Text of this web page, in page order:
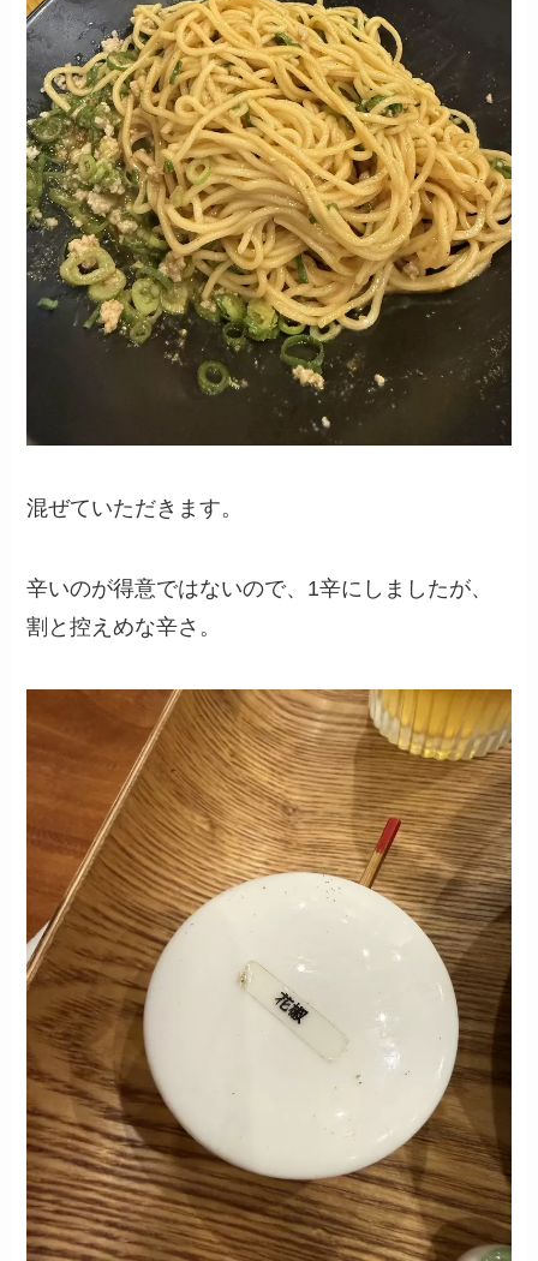
混ぜていただきます。
辛いのが得意ではないので、1辛にしましたが、
割と控えめな辛さ。